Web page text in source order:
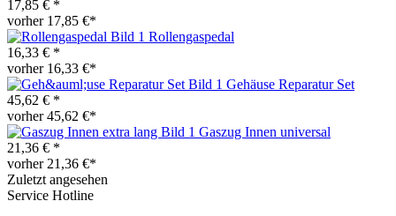
17,85 € *
vorher 17,85 €*
Rollengaspedal
16,33 € *
vorher 16,33 €*
Gehäuse Reparatur Set
45,62 € *
vorher 45,62 €*
Gaszug Innen universal
21,36 € *
vorher 21,36 €*
Zuletzt angesehen
Service Hotline